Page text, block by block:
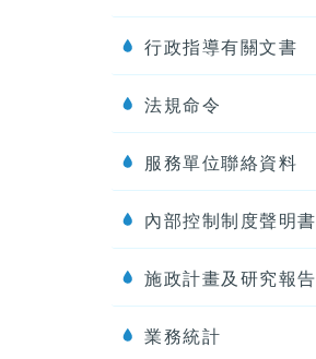
行政指導有關文書
法規命令
服務單位聯絡資料
內部控制制度聲明書
施政計畫及研究報告
業務統計